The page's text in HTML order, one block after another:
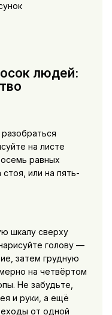
людей:
на листе
равных
или на пять-
шкалу сверху
голову —
затем грудную
на четвёртом
Не забудьте,
и руки, а ещё
от одной